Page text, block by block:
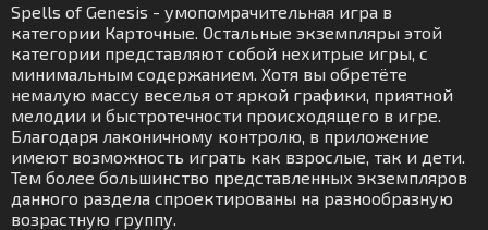
Spells of Genesis - умопомрачительная игра в
категории Карточные. Остальные экземпляры этой
категории представляют собой нехитрые игры, с
минимальным содержанием. Хотя вы обретёте
немалую массу веселья от яркой графики, приятной
мелодии и быстротечности происходящего в игре.
Благодаря лаконичному контролю, в приложение
имеют возможность играть как взрослые, так и дети.
Тем более большинство представленных экземпляров
данного раздела спроектированы на разнообразную
возрастную группу.